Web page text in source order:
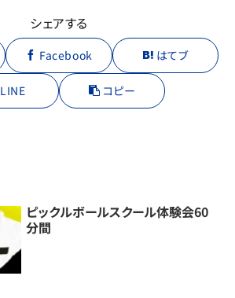
シェアする
Facebook はてブ
LINE コピー
ピックルボールスクール体験会60
分間